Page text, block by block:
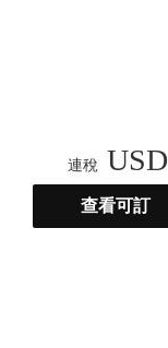
連稅 USD
查看可訂